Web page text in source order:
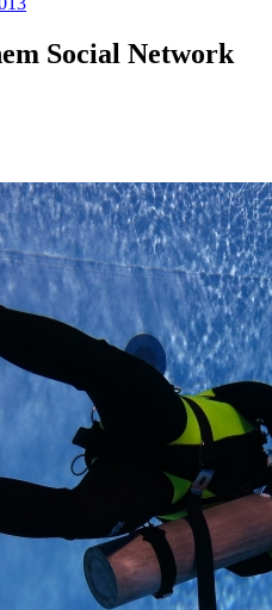
Social Network